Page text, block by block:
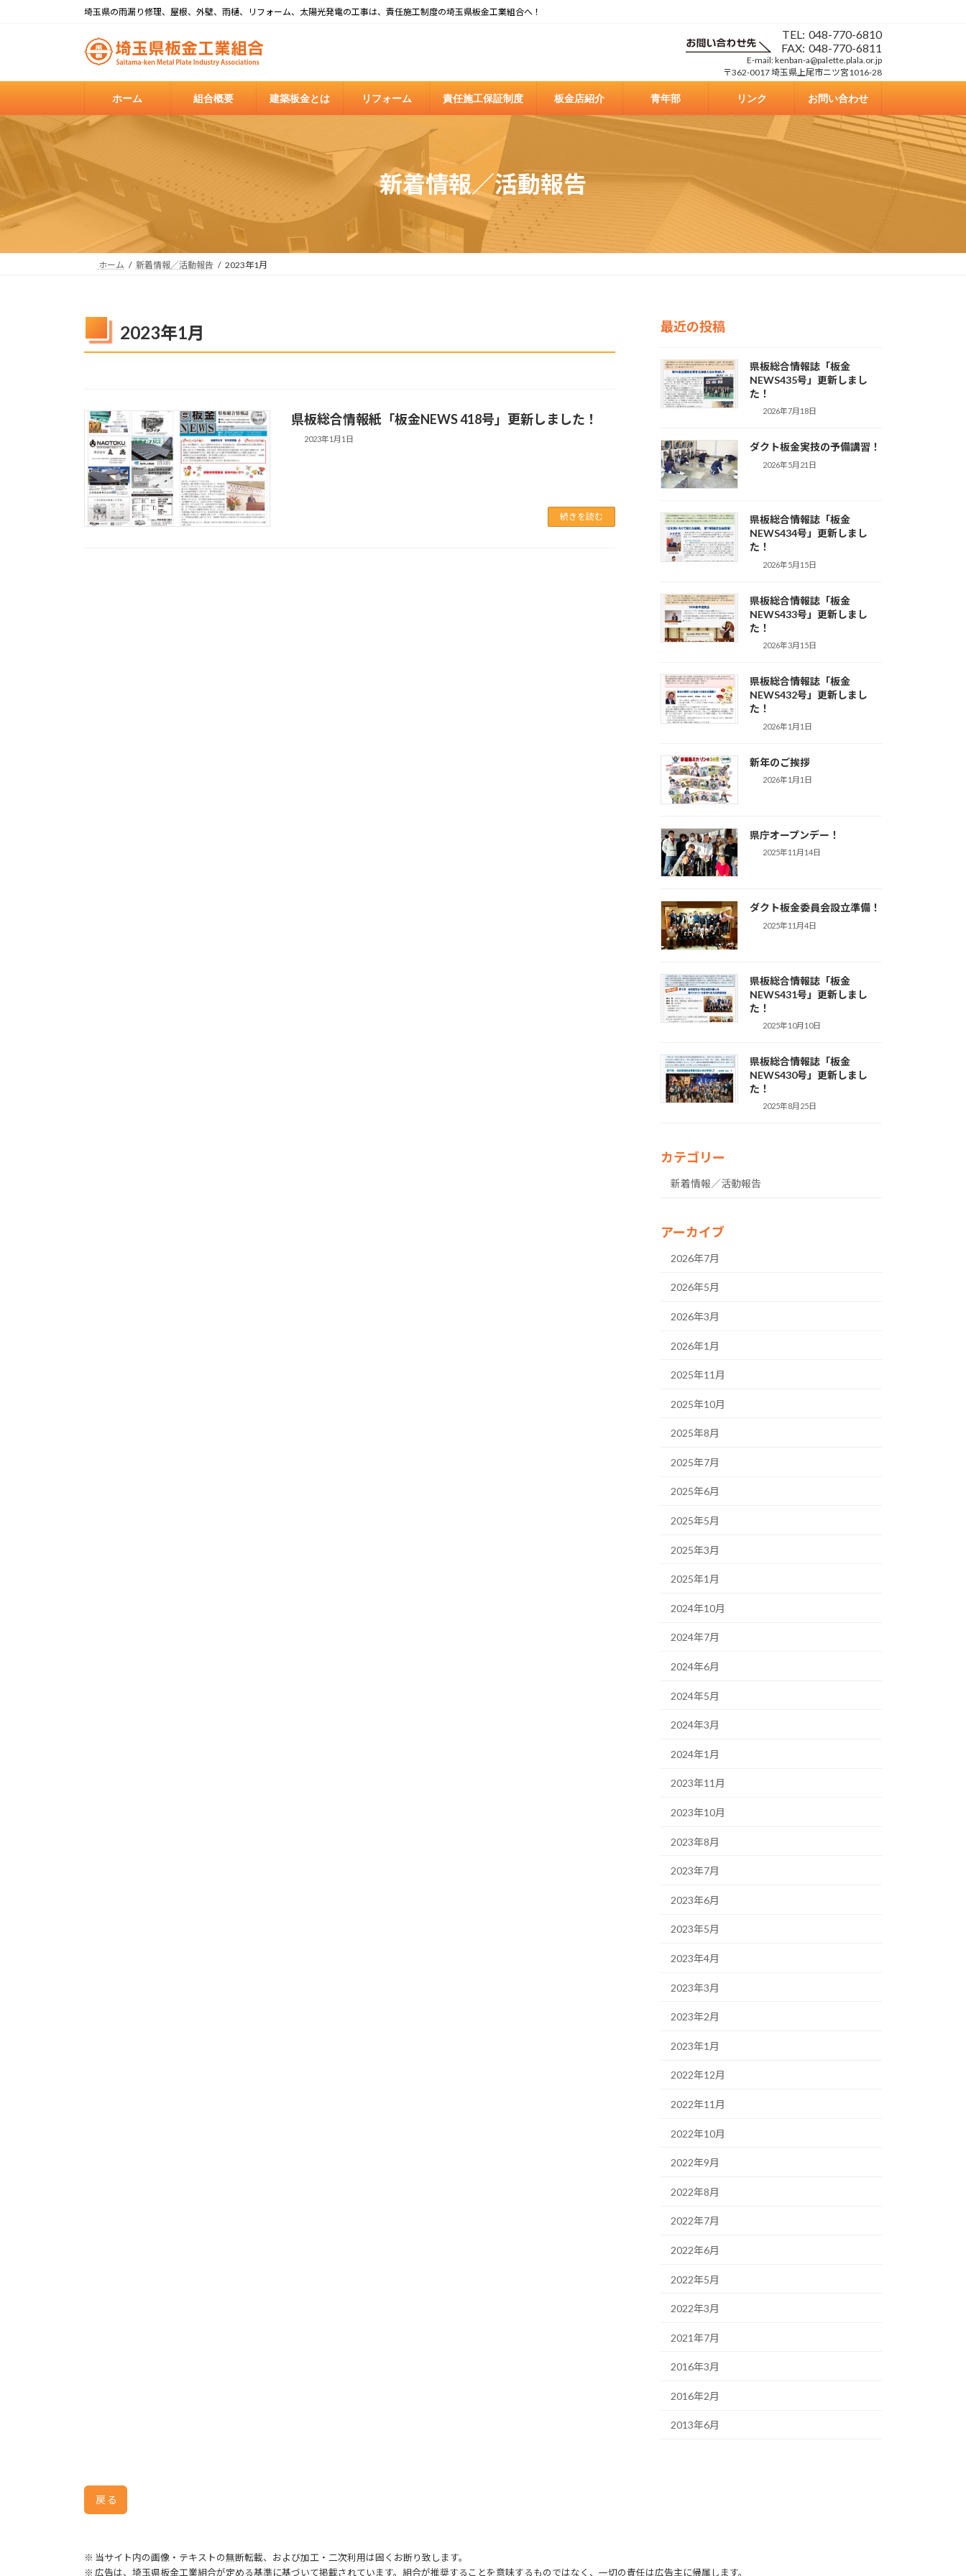
ス
ン
埼玉県の雨漏り修理、屋根、外壁、雨樋、リフォーム、太陽光発電の工事は、責任施工制度の埼玉県板金工業組合へ！
TEL: 048-770-6810
FAX: 048-770-6811
E-mail: kenban-a@palette.plala.or.jp
〒362-0017 埼玉県上尾市ニツ宮1016-28
ホーム 組合概要 建築板金とは リフォーム 責任施工保証制度 板金店紹介 青年部 リンク お問い合わせ
新着情報／活動報告
ホーム 新着情報／活動報告 2023年1月
2023年1月
県板総合情報紙「板金NEWS 418号」更新しました！
2023年1月1日
続きを読む
最近の投稿
県板総合情報誌「板金
NEWS435号」更新しまし
た！
2026年7月18日
ダクト板金実技の予備講習！
2026年5月21日
県板総合情報誌「板金
NEWS434号」更新しまし
た！
2026年5月15日
県板総合情報誌「板金
NEWS433号」更新しまし
た！
2026年3月15日
県板総合情報誌「板金
NEWS432号」更新しまし
た！
2026年1月1日
新年のご挨拶
2026年1月1日
県庁オープンデー！
2025年11月14日
ダクト板金委員会設立準備！
2025年11月4日
県板総合情報誌「板金
NEWS431号」更新しまし
た！
2025年10月10日
県板総合情報誌「板金
NEWS430号」更新しまし
た！
2025年8月25日
カテゴリー
新着情報／活動報告
アーカイブ
2026年7月
2026年5月
2026年3月
2026年1月
2025年11月
2025年10月
2025年8月
2025年7月
2025年6月
2025年5月
2025年3月
2025年1月
2024年10月
2024年7月
2024年6月
2024年5月
2024年3月
2024年1月
2023年11月
2023年10月
2023年8月
2023年7月
2023年6月
2023年5月
2023年4月
2023年3月
2023年2月
2023年1月
2022年12月
2022年11月
2022年10月
2022年9月
2022年8月
2022年7月
2022年6月
2022年5月
2022年3月
2021年7月
2016年3月
2016年2月
2013年6月
戻る
※ 当サイト内の画像・テキストの無断転載、および加工・二次利用は固くお断り致します。
※ 広告は、埼玉県板金工業組合が定める基準に基づいて掲載されています。組合が推奨することを意味するものではなく、一切の責任は広告主に帰属します。